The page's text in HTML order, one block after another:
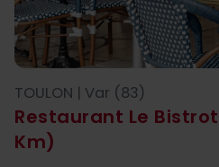
Restaurant Le
Km)
TOULON | Var (83)